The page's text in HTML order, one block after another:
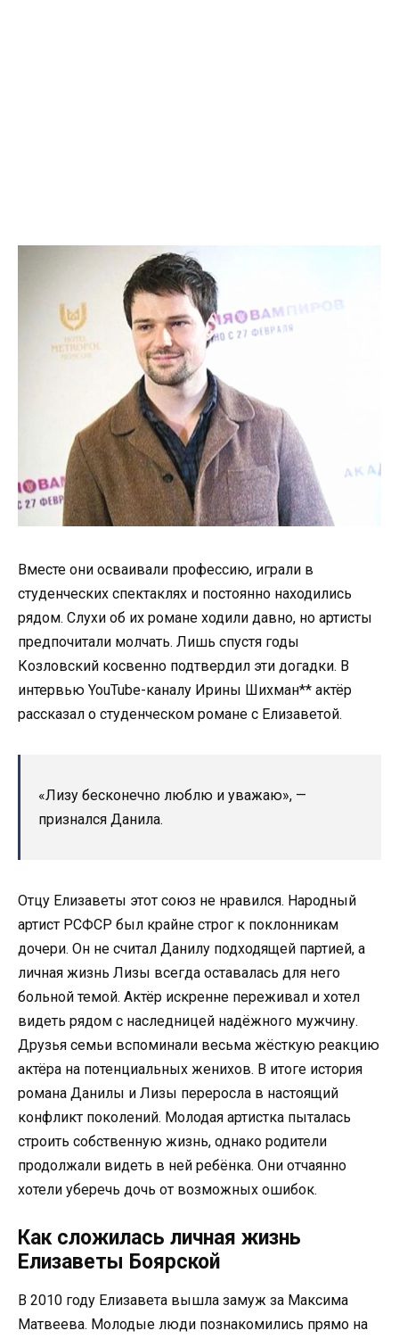
Вместе они осваивали профессию, играли в
студенческих спектаклях и постоянно находились
рядом. Слухи об их романе ходили давно, но артисты
предпочитали молчать. Лишь спустя годы
Козловский косвенно подтвердил эти догадки. В
интервью YouTube-каналу Ирины Шихман** актёр
рассказал о студенческом романе с Елизаветой.
«Лизу бесконечно люблю и уважаю», —
признался Данила.
Отцу Елизаветы этот союз не нравился. Народный
артист РСФСР был крайне строг к поклонникам
дочери. Он не считал Данилу подходящей партией, а
личная жизнь Лизы всегда оставалась для него
больной темой. Актёр искренне переживал и хотел
видеть рядом с наследницей надёжного мужчину.
Друзья семьи вспоминали весьма жёсткую реакцию
актёра на потенциальных женихов. В итоге история
романа Данилы и Лизы переросла в настоящий
конфликт поколений. Молодая артистка пыталась
строить собственную жизнь, однако родители
продолжали видеть в ней ребёнка. Они отчаянно
хотели уберечь дочь от возможных ошибок.
Как сложилась личная жизнь
Елизаветы Боярской
В 2010 году Елизавета вышла замуж за Максима
Матвеева. Молодые люди познакомились прямо на